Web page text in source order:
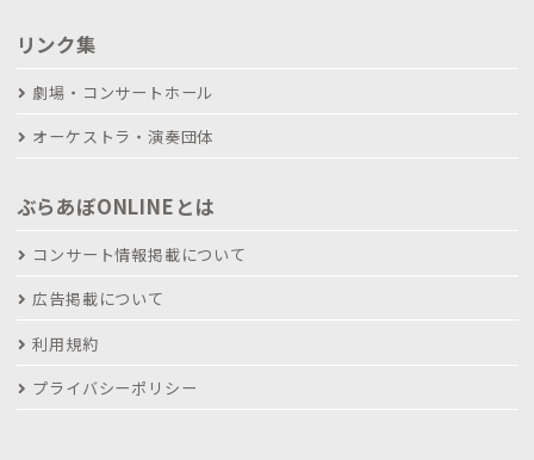
リンク集
劇場・コンサートホール
オーケストラ・演奏団体
ぶらあぼONLINEとは
コンサート情報掲載について
広告掲載について
利用規約
プライバシーポリシー